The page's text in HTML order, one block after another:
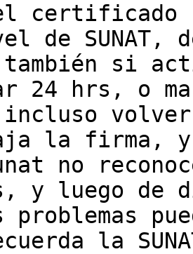
certificado
de SUNAT,
también si
24 hrs, o
incluso
la firma,
no
y luego de
problemas
la